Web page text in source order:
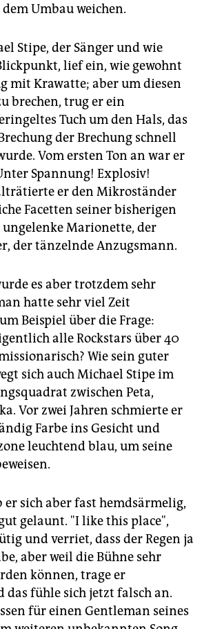
Umbau weichen.
Stipe, der Sänger und wie
lief ein, wie gewohnt
mit Krawatte; aber um diesen
brechen, trug er ein
Tuch um den Hals, das
der Brechung schnell
Vom ersten Ton an war er
Spannung! Explosiv!
er den Mikroständer
Facetten seiner bisherigen
Marionette, der
der tänzelnde Anzugsmann.
es aber trotzdem sehr
hatte sehr viel Zeit
Beispiel über die Frage:
alle Rockstars über 40
Wie sein guter
sich auch Michael Stipe im
zwischen Peta,
Vor zwei Jahren schmierte er
Farbe ins Gesicht und
leuchtend blau, um seine
sich aber fast hemdsärmelig,
gelaunt. "I like this place",
und verriet, dass der Regen ja
aber weil die Bühne sehr
können, trage er
das fühle sich jetzt falsch an.
für einen Gentleman seines